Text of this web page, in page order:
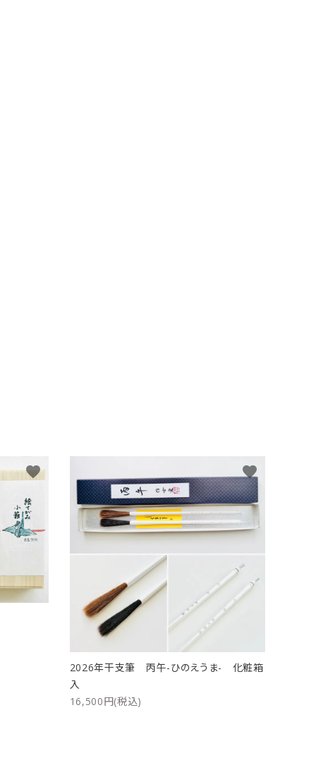
favorite
2026年干支筆 丙午-ひのえうま- 化粧箱
入
16,500円(税込)
favorite